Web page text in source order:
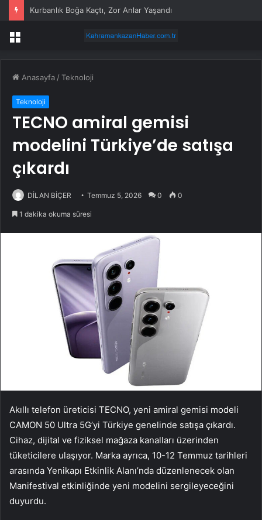
Kurbanlık Boğa Kaçtı, Zor Anlar Yaşandı
Menü
Anasayfa /Teknoloji
Teknoloji
TECNO amiral gemisi
modelini Türkiye’de satışa
çıkardı
DİLAN BİÇER Temmuz 5, 2026 0 0
1 dakika okuma süresi
Akıllı telefon üreticisi TECNO, yeni amiral gemisi modeli
CAMON 50 Ultra 5G’yi Türkiye genelinde satışa çıkardı.
Cihaz, dijital ve fiziksel mağaza kanalları üzerinden
tüketicilere ulaşıyor. Marka ayrıca, 10-12 Temmuz tarihleri
arasında Yenikapı Etkinlik Alanı’nda düzenlenecek olan
Manifestival etkinliğinde yeni modelini sergileyeceğini
duyurdu.